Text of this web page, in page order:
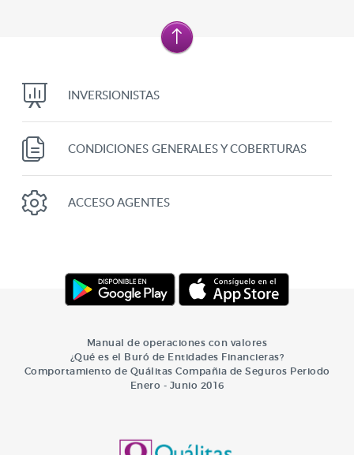
INVERSIONISTAS
CONDICIONES GENERALES Y COBERTURAS
ACCESO AGENTES
Manual de operaciones con valores
¿Qué es el Buró de Entidades Financieras?
Comportamiento de Quálitas Compañia de Seguros Periodo
Enero - Junio 2016